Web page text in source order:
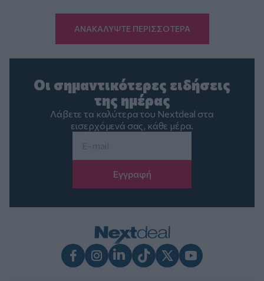
ΑΝΑΚΑΛΥΨΤΕ ΠΕΡΙΣΣΟΤΕΡΑ
Οι σημαντικότερες ειδήσεις
της ημέρας
Λάβετε τα καλύτερα του Nextdeal στα
εισερχόμενά σας, κάθε μέρα.